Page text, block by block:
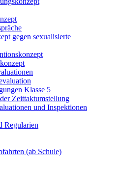
gegen sexualisierte
Klasse 5
Zeittaktumstellung
und Inspektionen
Regularien
(ab Schule)